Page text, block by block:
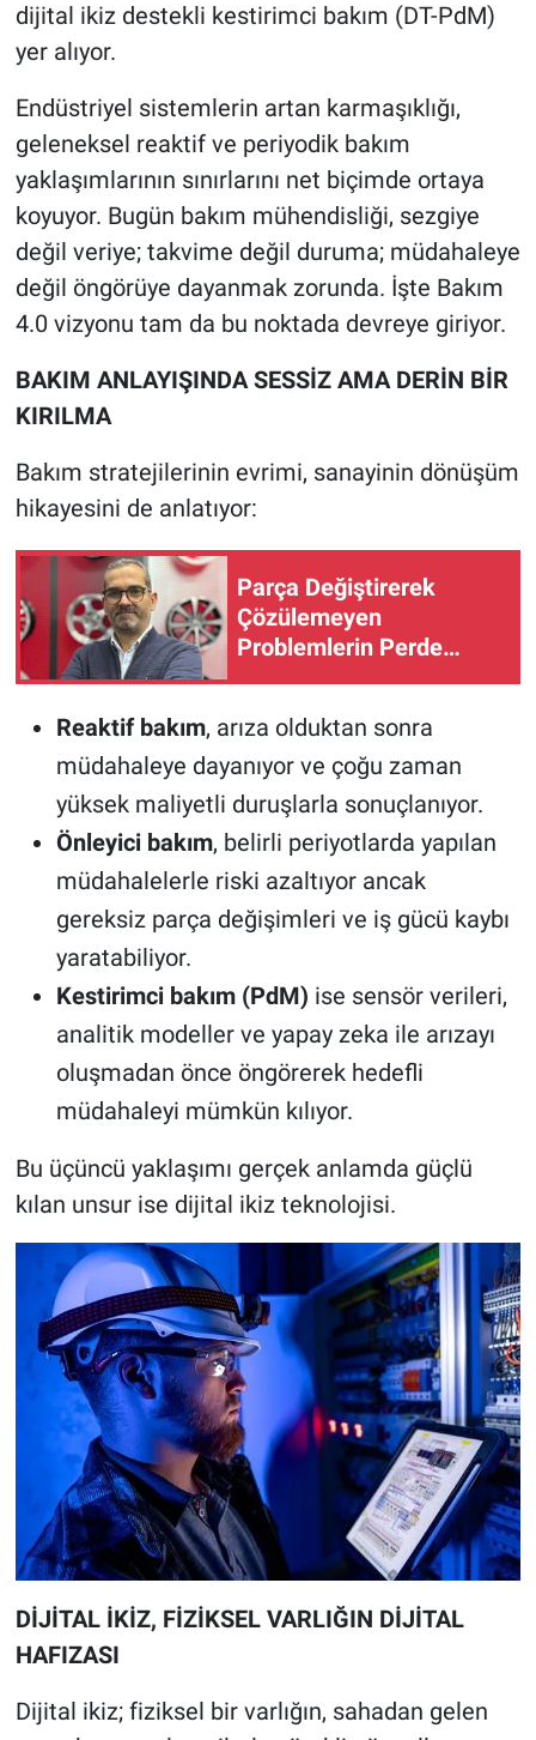
dijital ikiz destekli kestirimci bakım (DT-PdM)
yer alıyor.
Endüstriyel sistemlerin artan karmaşıklığı,
geleneksel reaktif ve periyodik bakım
yaklaşımlarının sınırlarını net biçimde ortaya
koyuyor. Bugün bakım mühendisliği, sezgiye
değil veriye; takvime değil duruma; müdahaleye
değil öngörüye dayanmak zorunda. İşte Bakım
4.0 vizyonu tam da bu noktada devreye giriyor.
BAKIM ANLAYIŞINDA SESSİZ AMA DERİN BİR
KIRILMA
Bakım stratejilerinin evrimi, sanayinin dönüşüm
hikayesini de anlatıyor:
Parça Değiştirerek
Çözülemeyen
Problemlerin Perde
Arkası
Reaktif bakım, arıza olduktan sonra
müdahaleye dayanıyor ve çoğu zaman
yüksek maliyetli duruşlarla sonuçlanıyor.
Önleyici bakım, belirli periyotlarda yapılan
müdahalelerle riski azaltıyor ancak
gereksiz parça değişimleri ve iş gücü kaybı
yaratabiliyor.
Kestirimci bakım (PdM) ise sensör verileri,
analitik modeller ve yapay zeka ile arızayı
oluşmadan önce öngörerek hedefli
müdahaleyi mümkün kılıyor.
Bu üçüncü yaklaşımı gerçek anlamda güçlü
kılan unsur ise dijital ikiz teknolojisi.
DİJİTAL İKİZ, FİZİKSEL VARLIĞIN DİJİTAL
HAFIZASI
Dijital ikiz; fiziksel bir varlığın, sahadan gelen